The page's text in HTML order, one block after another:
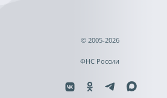
© 2005-2026
ФНС России